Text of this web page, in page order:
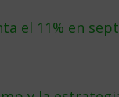
el 11% en